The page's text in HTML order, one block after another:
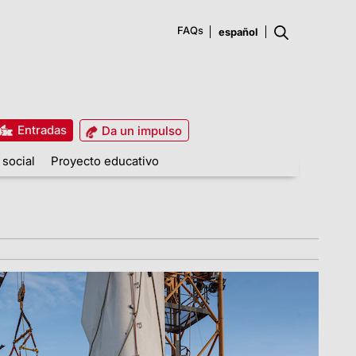
FAQs
Entradas
Da un impulso
Proyecto educativo